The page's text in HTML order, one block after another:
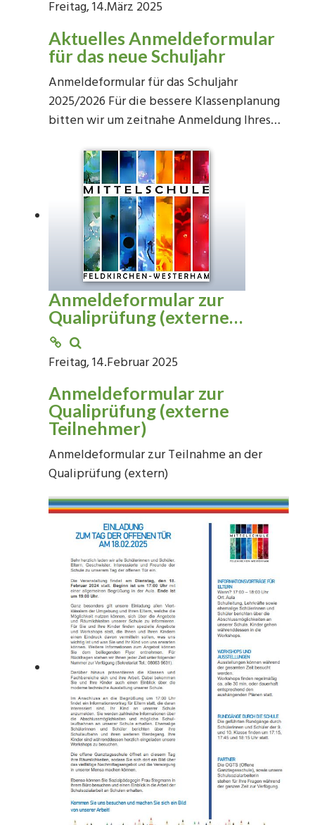
Freitag, 14.März 2025
Aktuelles Anmeldeformular
für das neue Schuljahr
Anmeldeformular für das Schuljahr
2025/2026 Für die bessere Klassenplanung
bitten wir um zeitnahe Anmeldung Ihres…
Anmeldeformular zur
Qualiprüfung (externe…
Freitag, 14.Februar 2025
Anmeldeformular zur
Qualiprüfung (externe
Teilnehmer)
Anmeldeformular zur Teilnahme an der
Qualiprüfung (extern)